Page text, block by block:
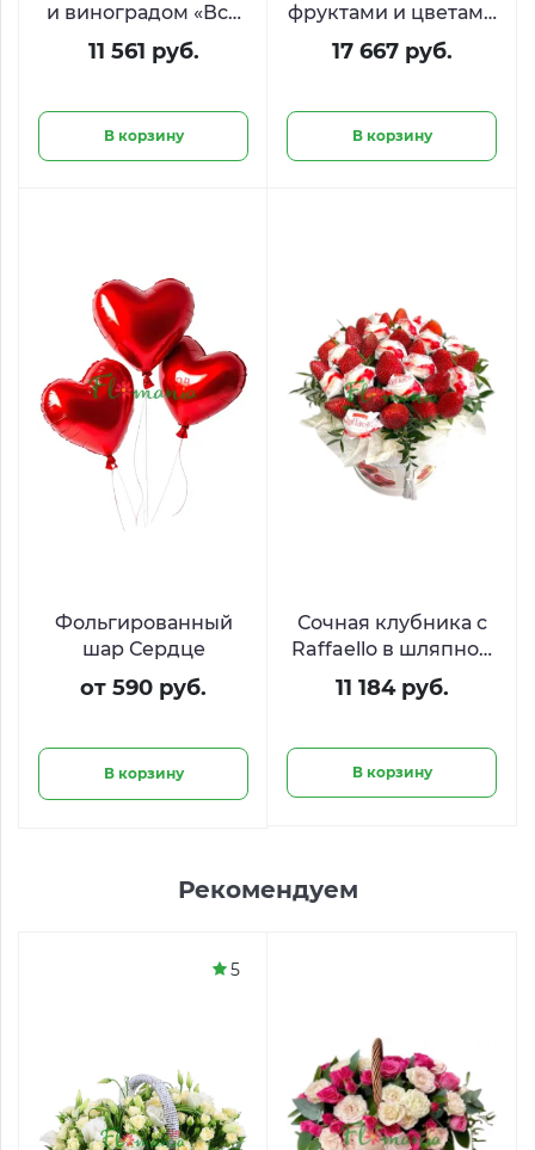
и виноградом «Всё
будет сочно»
11 561 руб.
В корзину
фруктами и цветами
«Рубиновый сад»
17 667 руб.
В корзину
Фольгированный
шар Сердце
от 590 руб.
В корзину
Сочная клубника с
Raffaello в шляпной
коробке
11 184 руб.
В корзину
Рекомендуем
5